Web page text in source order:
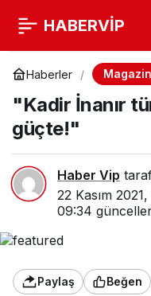
HABERVİP
Haberler Magazin
"Kadir İnanır
güçte!"
Haber Vip
22 Kasım
09:34
Paylaş Beğen